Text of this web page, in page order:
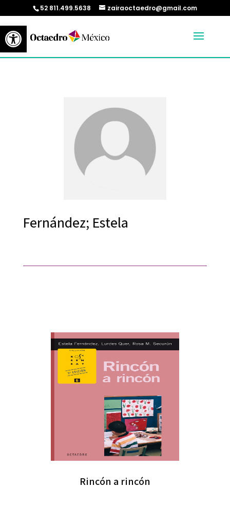
Abrir barra de herramientas
52 811.499.5638 zairaoctaedro@gmail.com
Fernández; Estela
Rincón a rincón